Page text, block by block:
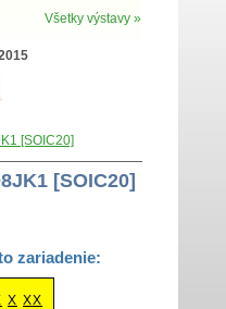
Všetky výstavy »
[SOIC20]
[SOIC20]
zariadenie:
X XX